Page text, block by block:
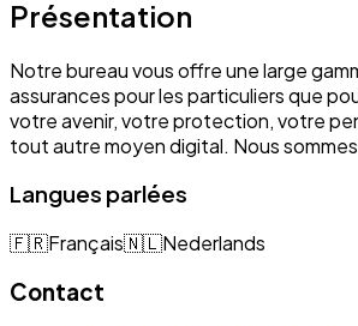
Présentation
Notre bureau vous offre une large
assurances pour les particuliers que
votre avenir, votre protection, votre
tout autre moyen digital. Nous
Langues parlées
🇫🇷Français🇳🇱Nederlands
Contact